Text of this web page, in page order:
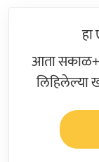
आता सकाळ+
लिहिलेल्या